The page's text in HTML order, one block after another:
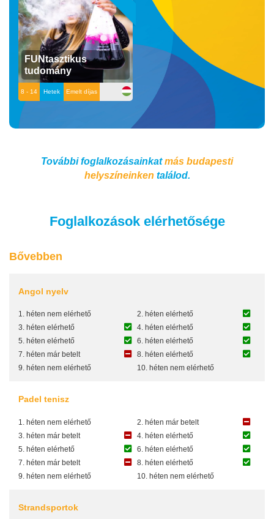
FUNtasztikus
tudomány
8 - 14 Hetek Emelt díjas
További foglalkozásainkat más budapesti
helyszíneinken találod.
Foglalkozások elérhetősége
Bővebben
Angol nyelv
1. héten nem elérhető
2. héten elérhető
3. héten elérhető
4. héten elérhető
5. héten elérhető
6. héten elérhető
7. héten már betelt
8. héten elérhető
9. héten nem elérhető
10. héten nem elérhető
Padel tenisz
1. héten nem elérhető
2. héten már betelt
3. héten már betelt
4. héten elérhető
5. héten elérhető
6. héten elérhető
7. héten már betelt
8. héten elérhető
9. héten nem elérhető
10. héten nem elérhető
Strandsportok